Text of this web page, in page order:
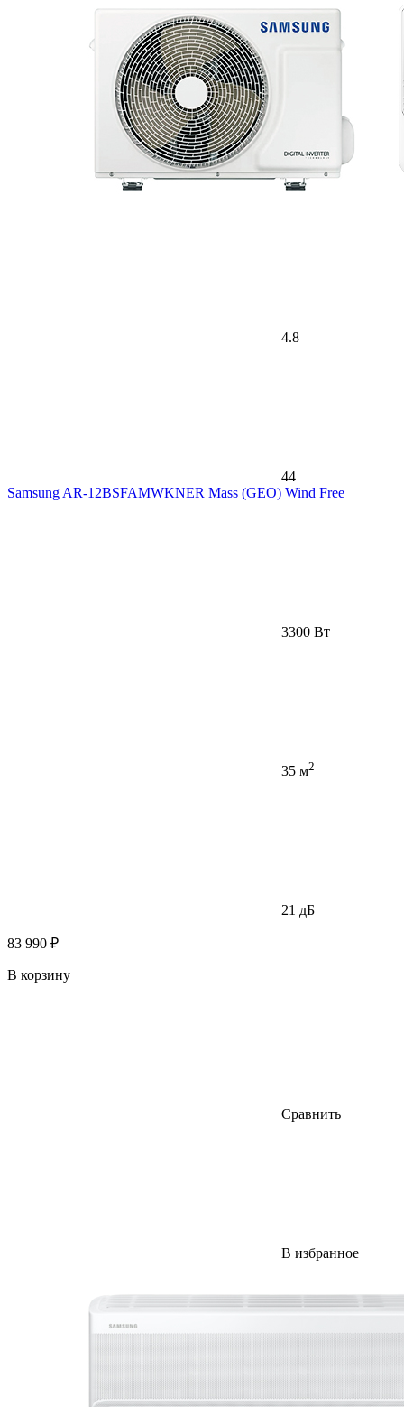
4.8
44
Samsung AR-12BSFAMWKNER Mass (GEO) Wind Free
3300 Вт
35 м2
21 дБ
83 990 ₽
В корзину
Сравнить
В избранное